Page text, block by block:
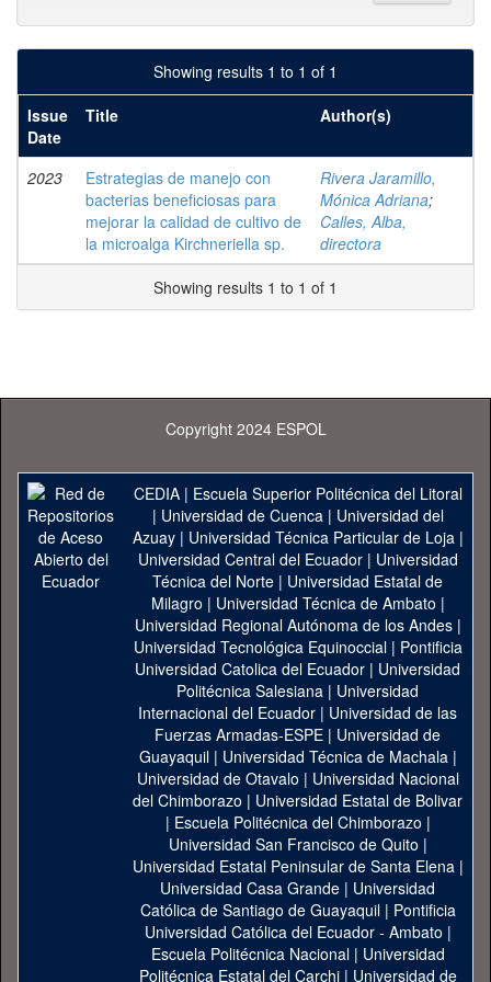
Showing results 1 to 1 of 1
Issue
Date
Title Author(s)
2023
Estrategias de manejo con
bacterias beneficiosas para
mejorar la calidad de cultivo de
la microalga Kirchneriella sp.
Rivera Jaramillo,
Mónica Adriana;
Calles, Alba,
directora
Showing results 1 to 1 of 1
Copyright 2024 ESPOL
CEDIA| Escuela Superior Politécnica del Litoral
| Universidad de Cuenca| Universidad del
Azuay| Universidad Técnica Particular de Loja|
Universidad Central del Ecuador| Universidad
Técnica del Norte | Universidad Estatal de
Milagro | Universidad Técnica de Ambato |
Universidad Regional Autónoma de los Andes|
Universidad Tecnológica Equinoccial| Pontificia
Universidad Catolica del Ecuador | Universidad
Politécnica Salesiana | Universidad
Internacional del Ecuador | Universidad de las
Fuerzas Armadas-ESPE | Universidad de
Guayaquil| Universidad Técnica de Machala|
Universidad de Otavalo | Universidad Nacional
del Chimborazo | Universidad Estatal de Bolivar
| Escuela Politécnica del Chimborazo |
Universidad San Francisco de Quito |
Universidad Estatal Peninsular de Santa Elena|
Universidad Casa Grande | Universidad
Católica de Santiago de Guayaquil| Pontificia
Universidad Católica del Ecuador - Ambato |
Escuela Politécnica Nacional| Universidad
Politécnica Estatal del Carchi| Universidad de